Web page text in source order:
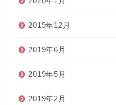
2019年12月
2019年6月
2019年5月
2019年2月